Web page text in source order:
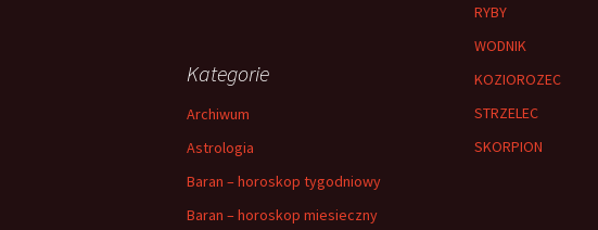
RYBY
WODNIK
KOZIOROZEC
STRZELEC
SKORPION
Kategorie
Archiwum
Astrologia
Baran – horoskop tygodniowy
Baran – horoskop miesieczny